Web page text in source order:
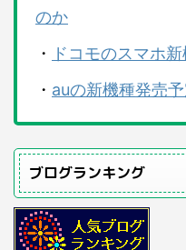
のか
・
ドコモのスマホ
・ auの新機種発売
ブログランキング